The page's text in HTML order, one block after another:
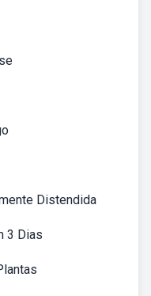
Distendida
3 Dias